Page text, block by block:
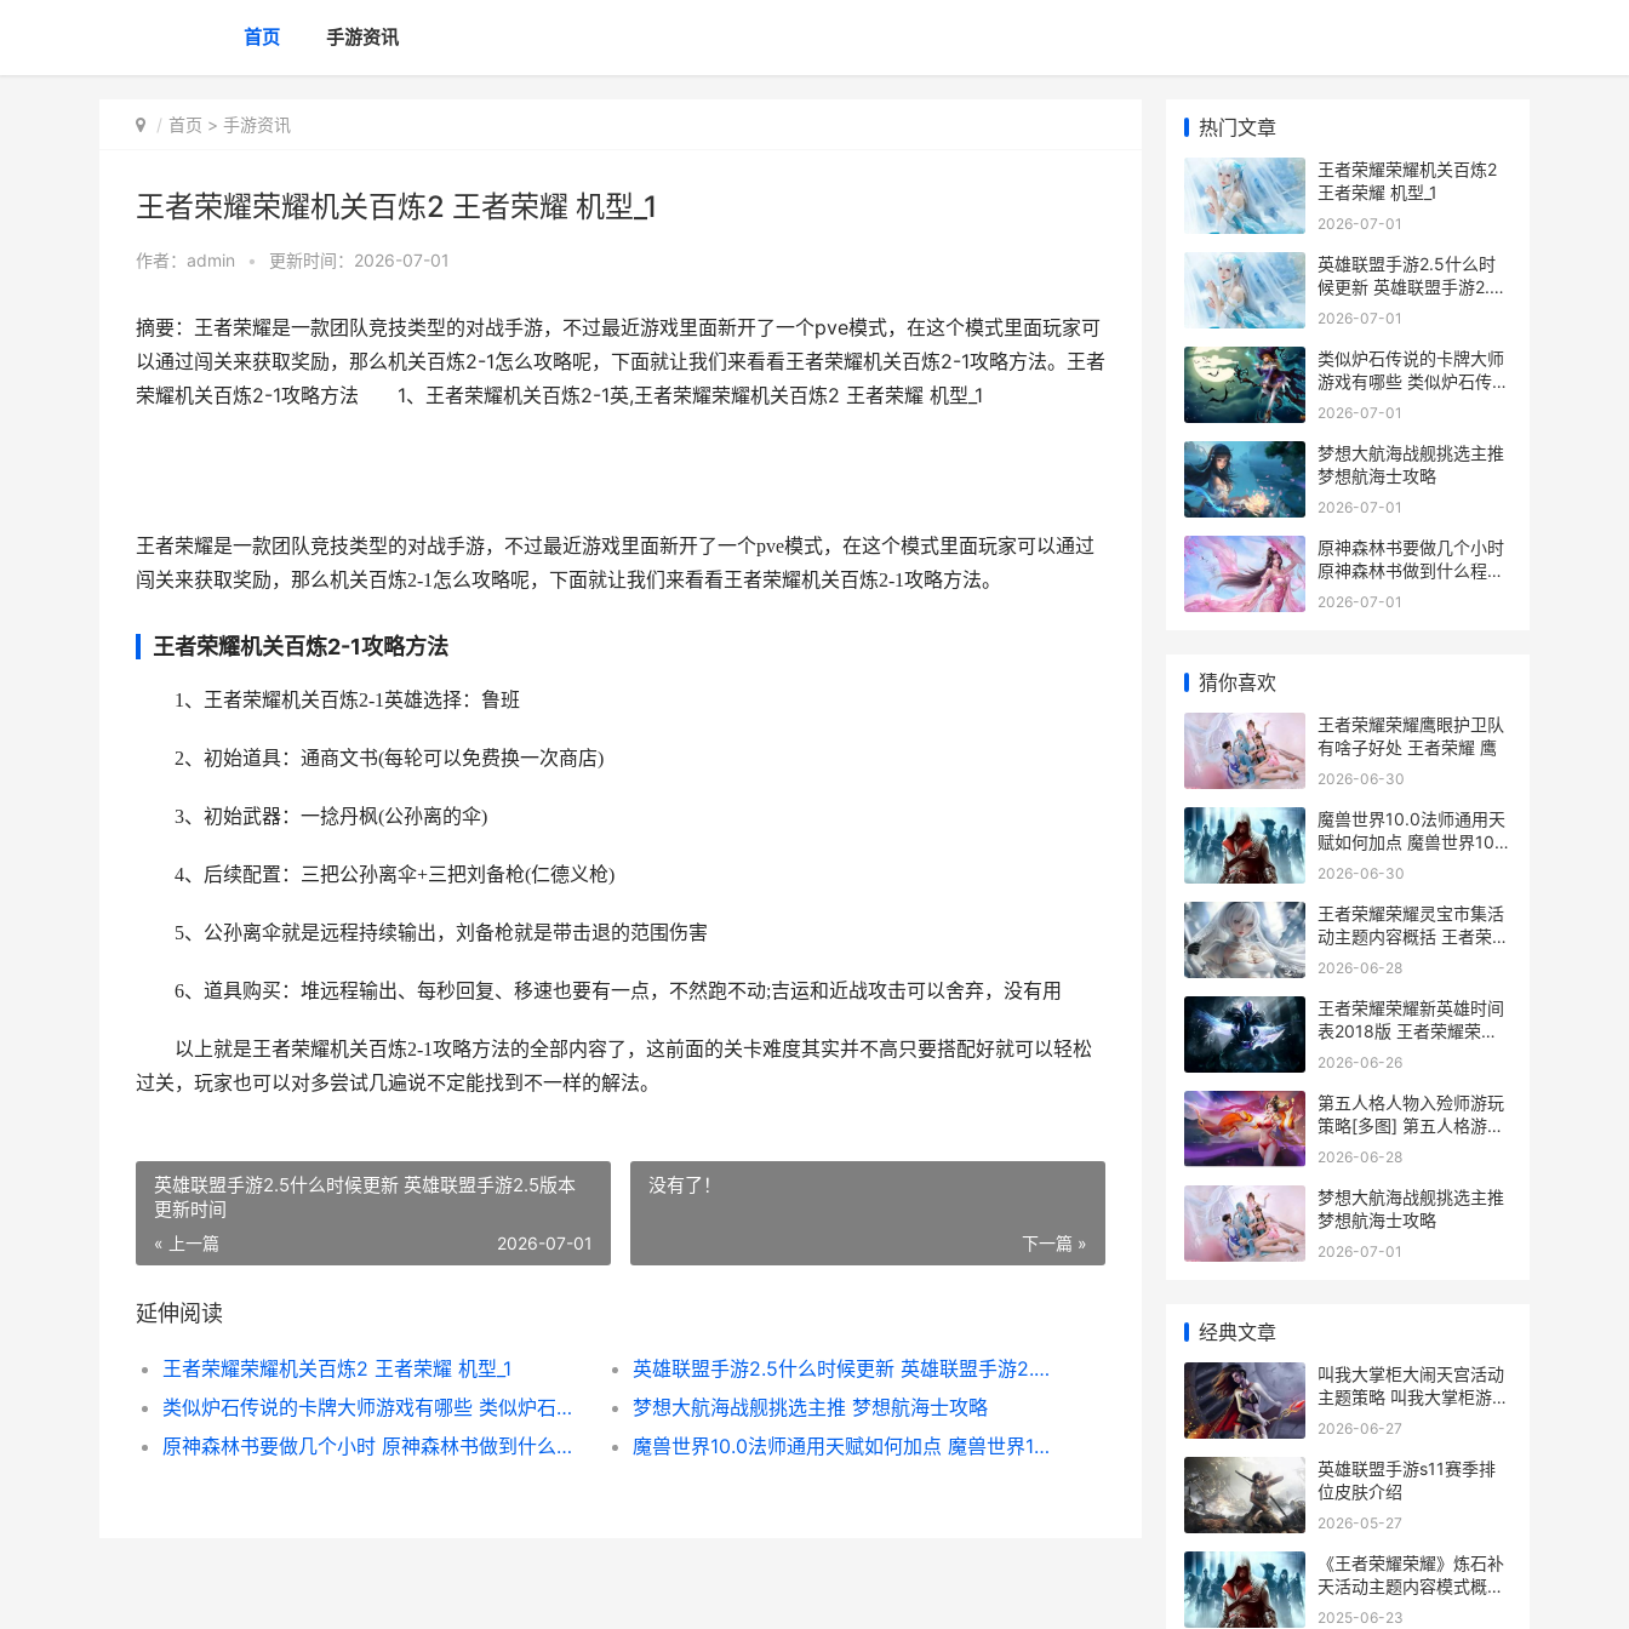
首页 手游资讯
首页 > 手游资讯
王者荣耀荣耀机关百炼2 王者荣耀 机型_1
作者： admin • 更新时间：2026-07-01
摘要：王者荣耀是一款团队竞技类型的对战手游，不过最近游戏里面新开了一个pve模式，在这个模式里面玩家可
以通过闯关来获取奖励，那么机关百炼2-1怎么攻略呢，下面就让我们来看看王者荣耀机关百炼2-1攻略方法。王者
荣耀机关百炼2-1攻略方法 1、王者荣耀机关百炼2-1英,王者荣耀荣耀机关百炼2 王者荣耀 机型_1
王者荣耀是一款团队竞技类型的对战手游，不过最近游戏里面新开了一个pve模式，在这个模式里面玩家可以通过
闯关来获取奖励，那么机关百炼2-1怎么攻略呢，下面就让我们来看看王者荣耀机关百炼2-1攻略方法。
王者荣耀机关百炼2-1攻略方法
1、王者荣耀机关百炼2-1英雄选择：鲁班
2、初始道具：通商文书(每轮可以免费换一次商店)
3、初始武器：一捻丹枫(公孙离的伞)
4、后续配置：三把公孙离伞+三把刘备枪(仁德义枪)
5、公孙离伞就是远程持续输出，刘备枪就是带击退的范围伤害
6、道具购买：堆远程输出、每秒回复、移速也要有一点，不然跑不动;吉运和近战攻击可以舍弃，没有用
以上就是王者荣耀机关百炼2-1攻略方法的全部内容了，这前面的关卡难度其实并不高只要搭配好就可以轻松
过关，玩家也可以对多尝试几遍说不定能找到不一样的解法。
英雄联盟手游2.5什么时候更新 英雄联盟手游2.5版本
更新时间
« 上一篇 2026-07-01
没有了！
下一篇 »
延伸阅读
王者荣耀荣耀机关百炼2 王者荣耀 机型_1
英雄联盟手游2.5什么时候更新 英雄联盟手游2.5版本更新时间
类似炉石传说的卡牌大师游戏有哪些 类似炉石传说的三国
梦想大航海战舰挑选主推 梦想航海士攻略
原神森林书要做几个小时 原神森林书做到什么程度就能获得王下
魔兽世界10.0法师通用天赋如何加点 魔兽世界10.0法师塔
热门文章
王者荣耀荣耀机关百炼2
王者荣耀 机型_1
2026-07-01
英雄联盟手游2.5什么时
候更新 英雄联盟手游2.5
版本更新时间
2026-07-01
类似炉石传说的卡牌大师
游戏有哪些 类似炉石传说
的三国
2026-07-01
梦想大航海战舰挑选主推
梦想航海士攻略
2026-07-01
原神森林书要做几个小时
原神森林书做到什么程度
就能获得王下
2026-07-01
猜你喜欢
王者荣耀荣耀鹰眼护卫队
有啥子好处 王者荣耀 鹰
2026-06-30
魔兽世界10.0法师通用天
赋如何加点 魔兽世界10.0
法师塔
2026-06-30
王者荣耀荣耀灵宝市集活
动主题内容概括 王者荣耀
灵感获得攻略
2026-06-28
王者荣耀荣耀新英雄时间
表2018版 王者荣耀荣耀
新赛季
2026-06-26
第五人格人物入殓师游玩
策略[多图] 第五人格游戏
人物
2026-06-28
梦想大航海战舰挑选主推
梦想航海士攻略
2026-07-01
经典文章
叫我大掌柜大闹天宫活动
主题策略 叫我大掌柜游戏
视频
2026-06-27
英雄联盟手游s11赛季排
位皮肤介绍
2026-05-27
《王者荣耀荣耀》炼石补
天活动主题内容模式概括
王者荣耀荣耀之章命运篇
2025-06-23